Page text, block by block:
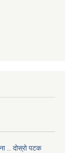
.. दोस्रो पटक